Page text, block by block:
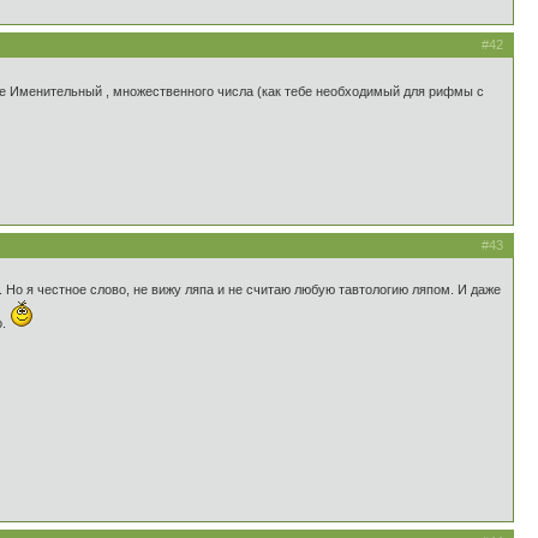
#42
, множественного числа (как тебе необходимый для рифмы с
#43
я честное слово, не вижу ляпа и не считаю любую тавтологию ляпом. И даже